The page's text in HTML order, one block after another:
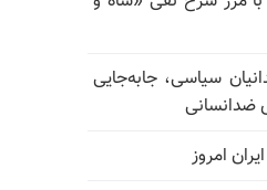
سیاسی، جابه‌جایی
ضدانسانی
امروز